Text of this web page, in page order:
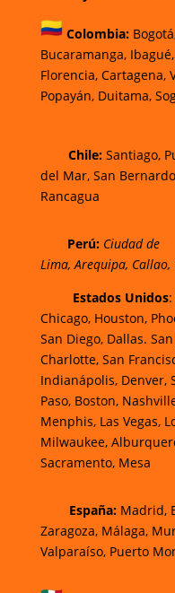
Colombia: Bogotá
Bucaramanga,Ibagué,
Florencia, Cartagena,
Popayán, Duitama,
Chile:Santiago,
del Mar, San
Rancagua
Perú: Ciudad de
Lima, Arequipa, Callao,
Estados Unidos:
Chicago, Houston,
San Diego, Dallas.
Charlotte, San
Indianápolis, Denver,
Paso, Boston,
Menphis, Las Vegas,
Milwaukee,
Sacramento, Mesa
España: Madrid,
Zaragoza, Málaga,
Valparaíso, Puerto